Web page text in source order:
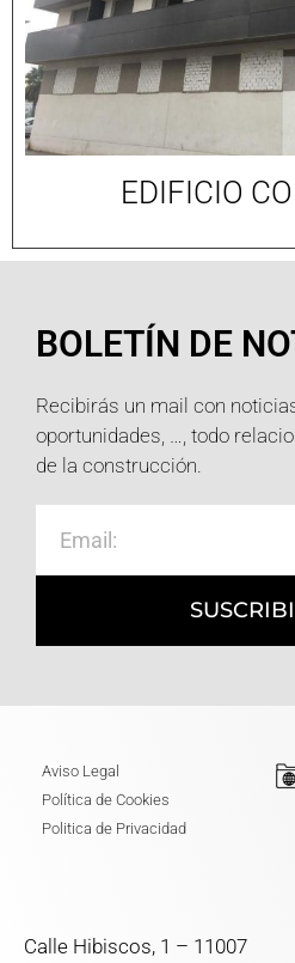
EDIFICIO
BOLETÍN DE
Recibirás un mail con
oportunidades, …, todo
de la construcción.
Aviso Legal
Política de Cookies
Politica de Privacidad
Calle Hibiscos, 1 – 11007